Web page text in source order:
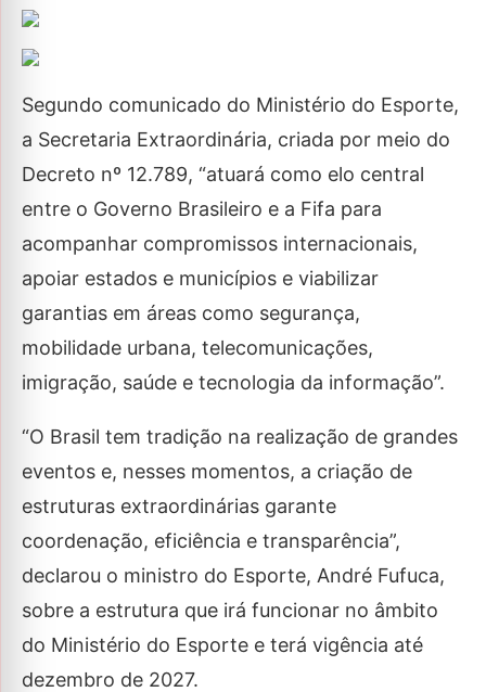
Segundo comunicado do Ministério do Esporte,
a Secretaria Extraordinária, criada por meio do
Decreto nº 12.789, “atuará como elo central
entre o Governo Brasileiro e a Fifa para
acompanhar compromissos internacionais,
apoiar estados e municípios e viabilizar
garantias em áreas como segurança,
mobilidade urbana, telecomunicações,
imigração, saúde e tecnologia da informação”.
“O Brasil tem tradição na realização de grandes
eventos e, nesses momentos, a criação de
estruturas extraordinárias garante
coordenação, eficiência e transparência”,
declarou o ministro do Esporte, André Fufuca,
sobre a estrutura que irá funcionar no âmbito
do Ministério do Esporte e terá vigência até
dezembro de 2027.